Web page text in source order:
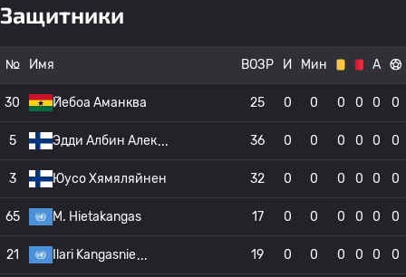
Защитники
№ Имя ВОЗР И Мин А
30 Йебоа Аманква 25 0 0 0 0 0 0
5 Эдди Албин Алек 36 0 0 0 0 0 0
3 Юусо Хямяляйнен 32 0 0 0 0 0 0
65 M. Hietakangas 17 0 0 0 0 0 0
21 Ilari Kangasnie 19 0 0 0 0 0 0